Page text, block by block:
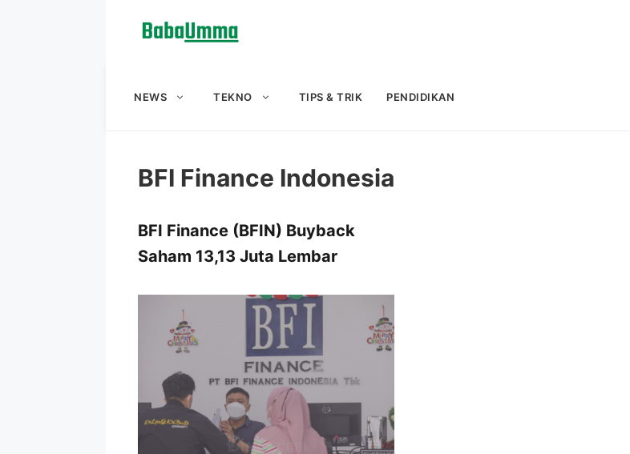
NEWS TEKNO TIPS & TRIK PENDIDIKAN
BFI Finance Indonesia
BFI Finance (BFIN) Buyback
Saham 13,13 Juta Lembar